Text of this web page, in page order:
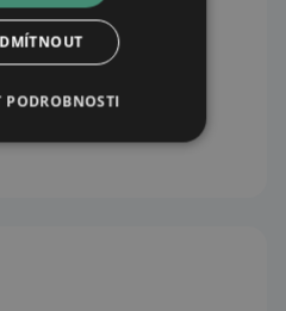
PODROBNOSTI